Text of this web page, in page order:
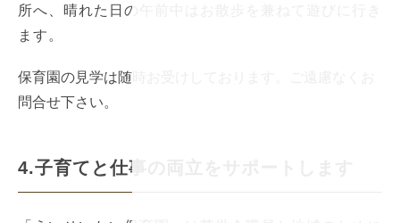
所へ、晴れた日の午前中はお散歩を兼ねて遊びに行き
ます。
保育園の見学は随時お受けしております。ご遠慮なくお
問合せ下さい。
4.子育てと仕事の両立をサポートします